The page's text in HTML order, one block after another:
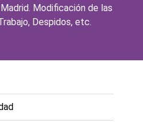
Modificación de las
Despidos, etc.